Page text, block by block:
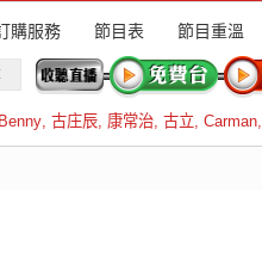
購服務 節目表 節目重溫
, 古庄辰, 康常治, 古立, Carman,